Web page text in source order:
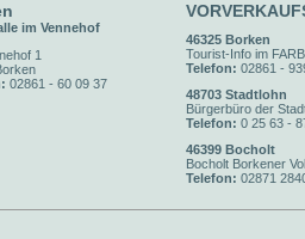
im Vennehof
1
02861 - 60 09 37
46325 Borken
Tourist-Info im
Telefon: 02861 -
48703 Stadtlohn
Bürgerbüro der
Telefon: 0 25 63 -
46399 Bocholt
Bocholt Borkener
Telefon: 02871